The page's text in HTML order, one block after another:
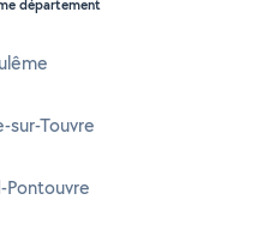
département
sur-Touvre
Pontouvre